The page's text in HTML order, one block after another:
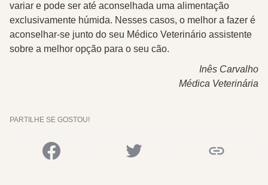
variar e pode ser até aconselhada uma alimentação
exclusivamente húmida. Nesses casos, o melhor a fazer é
aconselhar-se junto do seu Médico Veterinário assistente
sobre a melhor opção para o seu cão.
Inês Carvalho
Médica Veterinária
PARTILHE SE GOSTOU!